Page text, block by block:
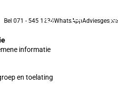
Bel 071 - 545 1234WhatsApp
informatie
en toelating